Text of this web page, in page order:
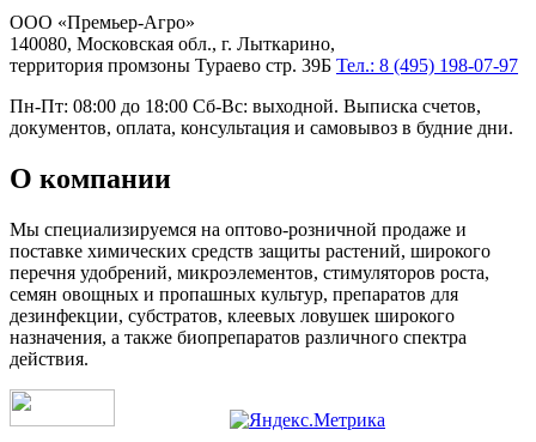
ООО «Премьер-Агро»
140080, Московская обл., г. Лыткарино,
территория промзоны Тураево стр. 39Б Тел.: 8 (495) 198-07-97
Пн-Пт: 08:00 до 18:00 Сб-Вс: выходной. Выписка счетов,
документов, оплата, консультация и самовывоз в будние дни.
О компании
Мы специализируемся на оптово-розничной продаже и
поставке химических средств защиты растений, широкого
перечня удобрений, микроэлементов, стимуляторов роста,
семян овощных и пропашных культур, препаратов для
дезинфекции, субстратов, клеевых ловушек широкого
назначения, а также биопрепаратов различного спектра
действия.